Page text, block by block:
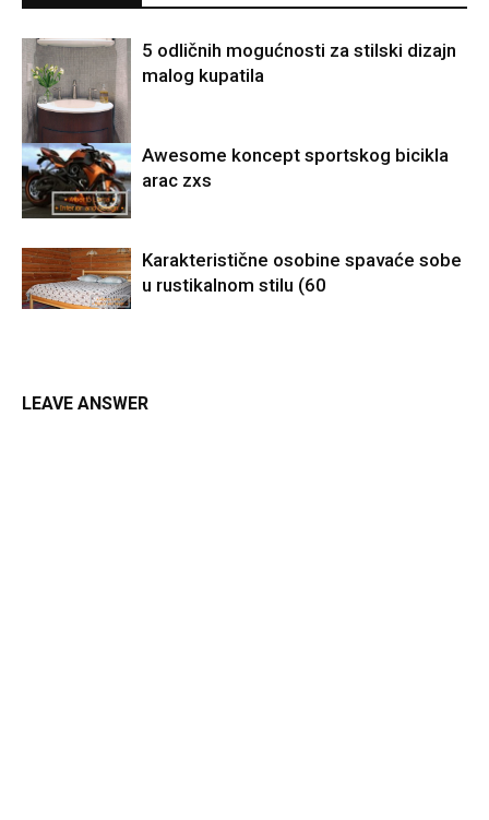
5 odličnih mogućnosti za stilski dizajn
malog kupatila
Awesome koncept sportskog bicikla
arac zxs
Karakteristične osobine spavaće sobe
u rustikalnom stilu (60
LEAVE ANSWER